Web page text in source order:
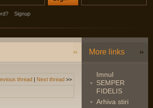
Signup
thread | Next thread >>
More links
Imnul
SEMPER
FIDELIS
Arhiva stiri